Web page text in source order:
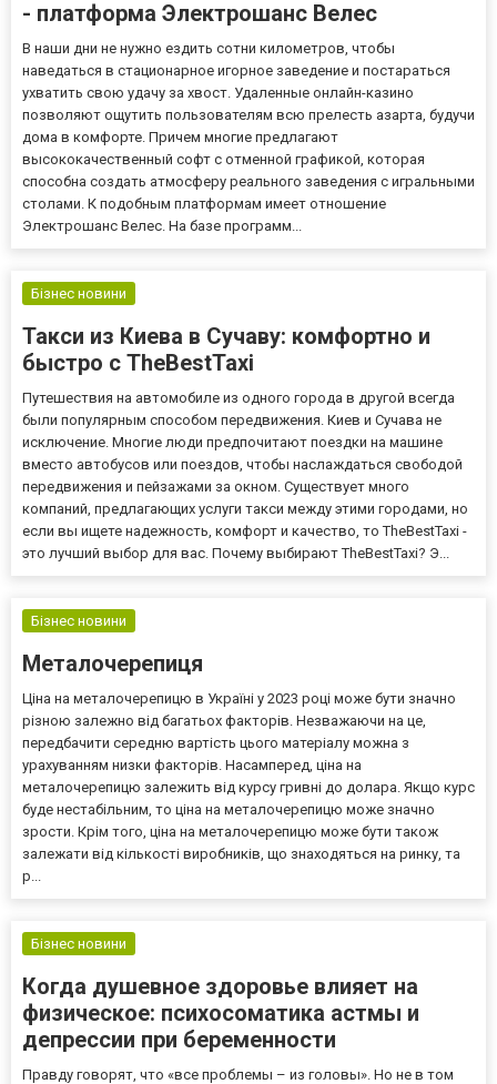
- платформа Электрошанс Велес
В наши дни не нужно ездить сотни километров, чтобы
наведаться в стационарное игорное заведение и постараться
ухватить свою удачу за хвост. Удаленные онлайн-казино
позволяют ощутить пользователям всю прелесть азарта, будучи
дома в комфорте. Причем многие предлагают
высококачественный софт с отменной графикой, которая
способна создать атмосферу реального заведения с игральными
столами. К подобным платформам имеет отношение
Электрошанс Велес. На базе программ...
Бізнес новини
Такси из Киева в Сучаву: комфортно и
быстро с TheBestTaxi
Путешествия на автомобиле из одного города в другой всегда
были популярным способом передвижения. Киев и Сучава не
исключение. Многие люди предпочитают поездки на машине
вместо автобусов или поездов, чтобы наслаждаться свободой
передвижения и пейзажами за окном. Существует много
компаний, предлагающих услуги такси между этими городами, но
если вы ищете надежность, комфорт и качество, то TheBestTaxi -
это лучший выбор для вас. Почему выбирают TheBestTaxi? Э...
Бізнес новини
Металочерепиця
Ціна на металочерепицю в Україні у 2023 році може бути значно
різною залежно від багатьох факторів. Незважаючи на це,
передбачити середню вартість цього матеріалу можна з
урахуванням низки факторів. Насамперед, ціна на
металочерепицю залежить від курсу гривні до долара. Якщо курс
буде нестабільним, то ціна на металочерепицю може значно
зрости. Крім того, ціна на металочерепицю може бути також
залежати від кількості виробників, що знаходяться на ринку, та
р...
Бізнес новини
Когда душевное здоровье влияет на
физическое: психосоматика астмы и
депрессии при беременности
Правду говорят, что «все проблемы – из головы». Но не в том